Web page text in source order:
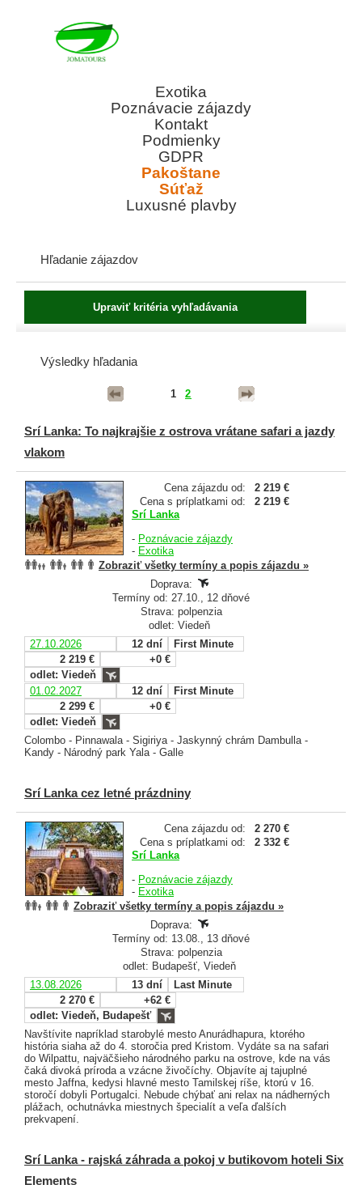
Exotika
Poznávacie zájazdy
Kontakt
Podmienky
GDPR
Pakoštane
Súťaž
Luxusné plavby
Hľadanie zájazdov
Výsledky hľadania
1 2
Srí Lanka: To najkrajšie z ostrova vrátane safari a jazdy
vlakom
Cena zájazdu od:
2 219 €
Cena s príplatkami od:
2 219 €
Srí Lanka
- Poznávacie zájazdy
- Exotika
Zobraziť všetky termíny a popis zájazdu »
Doprava:
Termíny od: 27.10., 12 dňové
Strava: polpenzia
odlet: Viedeň
27.10.2026
12 dní
First Minute
2 219 €
+0 €
odlet: Viedeň
01.02.2027
12 dní
First Minute
2 299 €
+0 €
odlet: Viedeň
Colombo - Pinnawala - Sigiriya - Jaskynný chrám Dambulla -
Kandy - Národný park Yala - Galle
Srí Lanka cez letné prázdniny
Cena zájazdu od:
2 270 €
Cena s príplatkami od:
2 332 €
Srí Lanka
- Poznávacie zájazdy
- Exotika
Zobraziť všetky termíny a popis zájazdu »
Doprava:
Termíny od: 13.08., 13 dňové
Strava: polpenzia
odlet: Budapešť, Viedeň
13.08.2026
13 dní
Last Minute
2 270 €
+62 €
odlet: Viedeň, Budapešť
Navštívite napríklad starobylé mesto Anurádhapura, ktorého
história siaha až do 4. storočia pred Kristom. Vydáte sa na safari
do Wilpattu, najväčšieho národného parku na ostrove, kde na vás
čaká divoká príroda a vzácne živočíchy. Objavíte aj tajuplné
mesto Jaffna, kedysi hlavné mesto Tamilskej ríše, ktorú v 16.
storočí dobyli Portugalci. Nebude chýbať ani relax na nádherných
plážach, ochutnávka miestnych špecialít a veľa ďalších
prekvapení.
Srí Lanka - rajská záhrada a pokoj v butikovom hoteli Six
Elements